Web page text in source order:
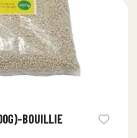
BOUILLIE